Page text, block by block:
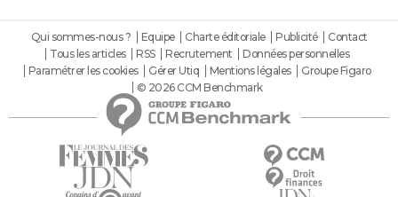
Qui sommes-nous ? Equipe Charte éditoriale Publicité
Contact
Tous les articles
RSS Recrutement
Données personnelles
Paramétrer les cookies
Gérer Utiq Mentions légales
Groupe Figaro
© 2026 CCM Benchmark